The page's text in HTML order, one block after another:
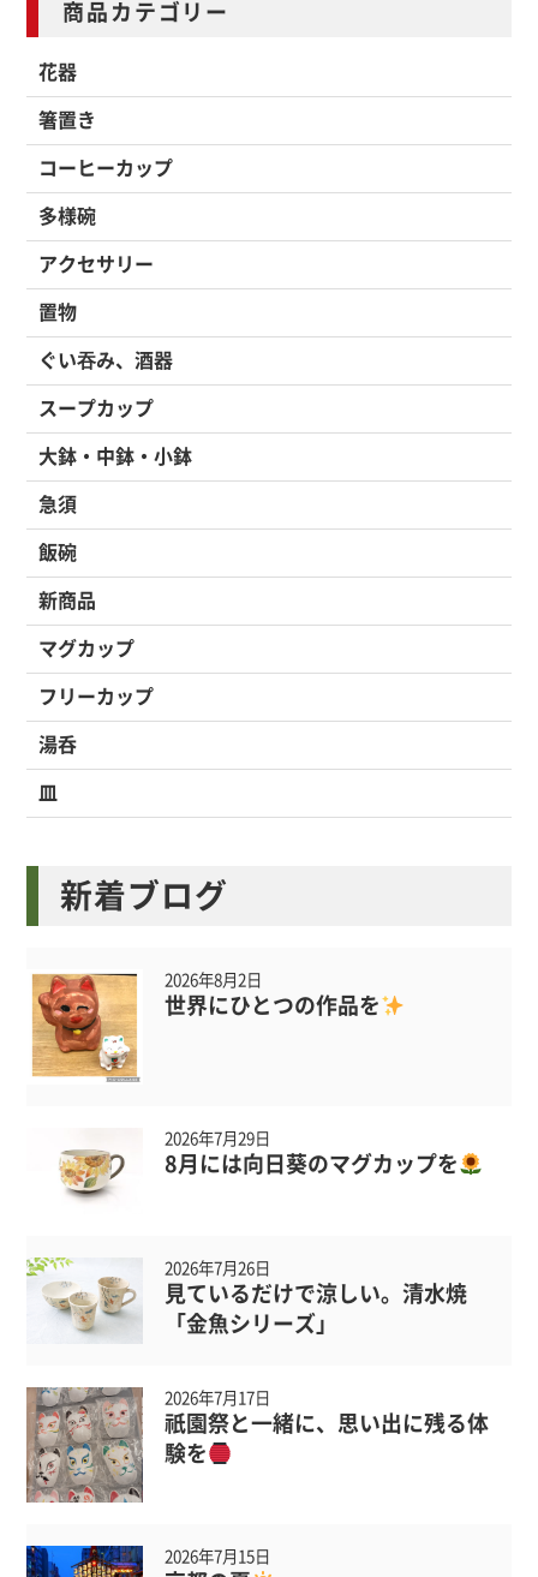
商品カテゴリー
花器
箸置き
コーヒーカップ
多様碗
アクセサリー
置物
ぐい吞み、酒器
スープカップ
大鉢・中鉢・小鉢
急須
飯碗
新商品
マグカップ
フリーカップ
湯呑
皿
新着ブログ
2026年8月2日
世界にひとつの作品を
2026年7月29日
8月には向日葵のマグカップを
2026年7月26日
見ているだけで涼しい。清水焼
「金魚シリーズ」
2026年7月17日
祇園祭と一緒に、思い出に残る体
験を
2026年7月15日